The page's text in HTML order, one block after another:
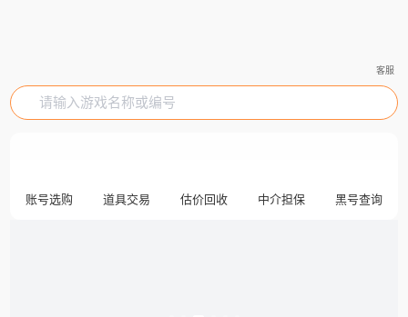
客服
请输入游戏名称或编号
账号选购 道具交易 估价回收 中介担保 黑号查询